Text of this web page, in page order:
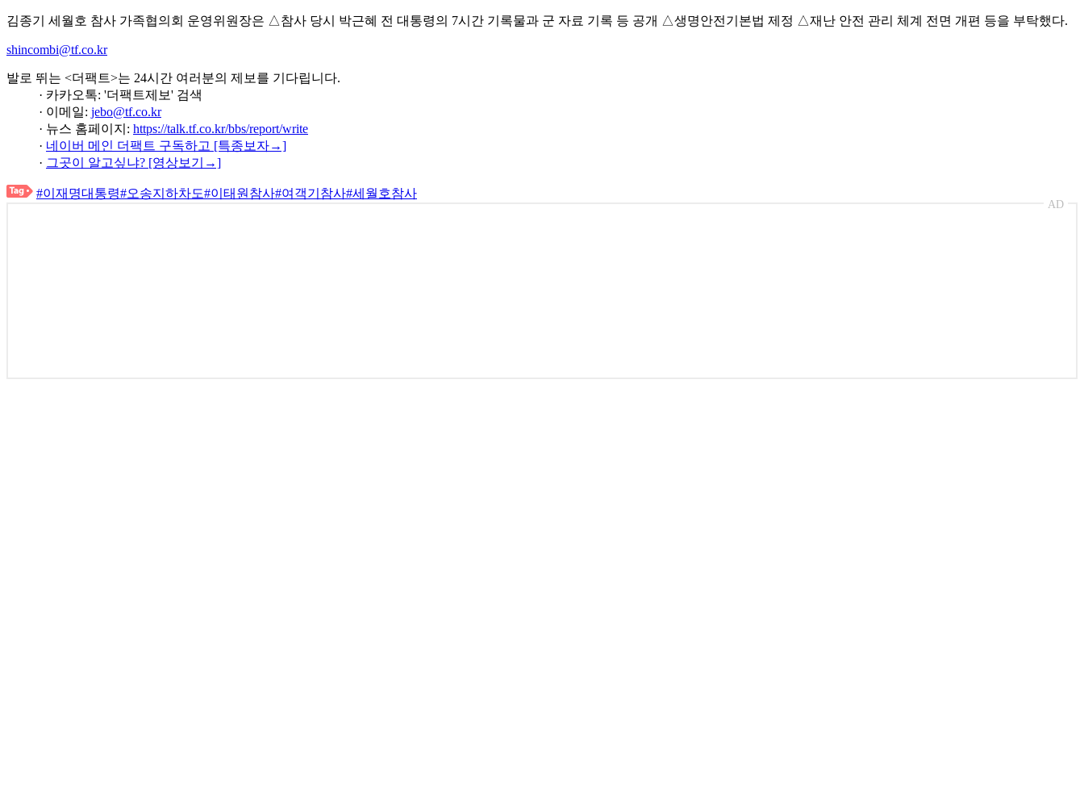
김종기 세월호 참사 가족협의회 운영위원장은 △참사 당시 박근혜 전 대통령의 7시간 기록물과 군 자료 기록 등 공개 △생명안전기본법 제정 △재난 안전 관리 체계 전면 개편 등을 부탁했다.
shincombi@tf.co.kr
발로 뛰는 <더팩트>는 24시간 여러분의 제보를 기다립니다.
· 카카오톡: '더팩트제보' 검색
· 이메일: jebo@tf.co.kr
· 뉴스 홈페이지: https://talk.tf.co.kr/bbs/report/write
· 네이버 메인 더팩트 구독하고 [특종보자→]
· 그곳이 알고싶냐? [영상보기→]
#이재명대통령#오송지하차도#이태원참사#여객기참사#세월호참사
AD